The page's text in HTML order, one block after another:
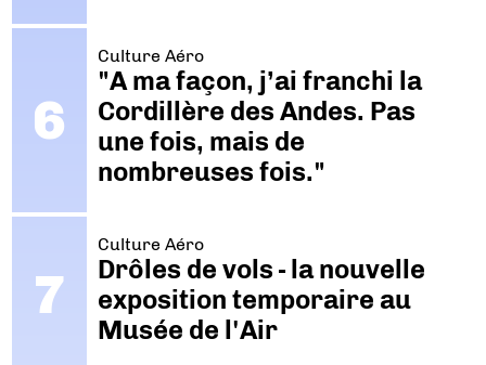
Culture Aéro
"A ma façon, j’ai franchi la
Cordillère des Andes. Pas
une fois, mais de
nombreuses fois."
Culture Aéro
Drôles de vols - la nouvelle
exposition temporaire au
Musée de l'Air